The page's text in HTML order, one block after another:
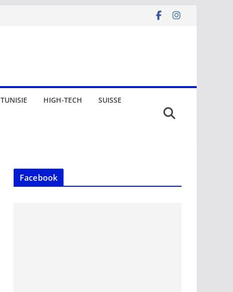
TUNISIE HIGH-TECH SUISSE
Facebook